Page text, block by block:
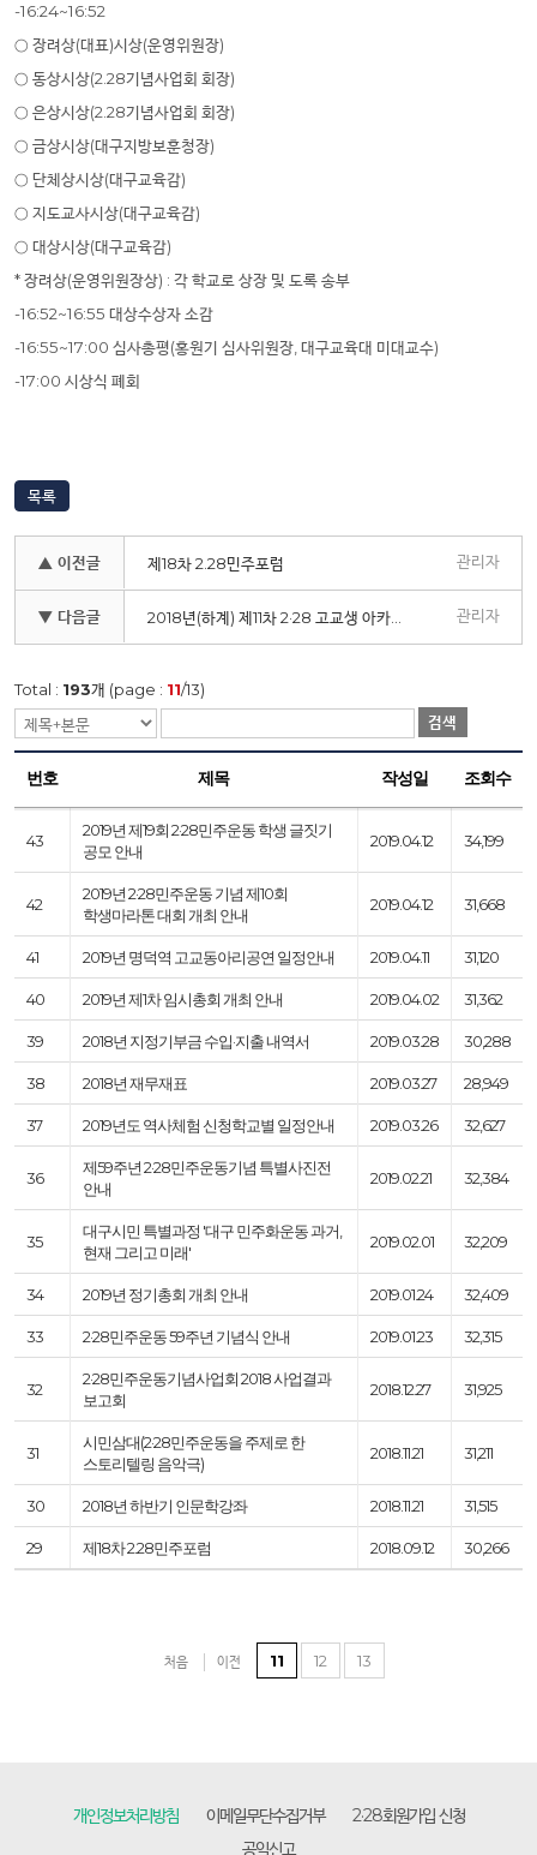
-16:24~16:52
○ 장려상(대표)시상(운영위원장)
○ 동상시상(2.28기념사업회 회장)
○ 은상시상(2.28기념사업회 회장)
○ 금상시상(대구지방보훈청장)
○ 단체상시상(대구교육감)
○ 지도교사시상(대구교육감)
○ 대상시상(대구교육감)
*장려상(운영위원장상) : 각 학교로 상장 및 도록 송부
-16:52~16:55 대상수상자 소감
-16:55~17:00 심사총평(홍원기 심사위원장 대구교육대 미대교수)
-17:00 시상식 폐회
목록
▲ 이전글 제18차 2.28민주포럼 관리자
▼ 다음글 관리자
Total : 193개 (page : 11/13)
검색
번호 제목 작성일 조회수
43
2019년 제19회 2·28민주운동 학생 글짓기
공모 안내
2019.04.12 34,199
42
2019년 2·28민주운동 기념 제10회
학생마라톤 대회 개최 안내
2019.04.12 31,668
41 2019년 명덕역 고교동아리공연 일정안내 2019.04.11 31,120
40 2019년 제1차 임시총회 개최 안내 2019.04.02 31,362
39 2018년 지정기부금 수입·지출 내역서 2019.03.28 30,288
38 2018년 재무재표 2019.03.27 28,949
37 2019년도 역사체험 신청학교별 일정안내 2019.03.26 32,627
36
제59주년 2·28민주운동기념 특별사진전
안내
2019.02.21 32,384
35
대구시민 특별과정 '대구 민주화운동 과거,
현재 그리고 미래'
2019.02.01 32,209
34 2019년 정기총회 개최 안내 2019.01.24 32,409
33 2·28민주운동 59주년 기념식 안내 2019.01.23 32,315
32
2·28 민주운동기념사업회 2018 사업결과
보고회
2018.12.27 31,925
31
시민삼대(2·28민주운동을 주제로 한
스토리텔링 음악극)
2018.11.21 31,211
30 2018년 하반기 인문학강좌 2018.11.21 31,515
29 제18차 2.28민주포럼 2018.09.12 30,266
처음 이전 11 12 13
개인정보처리방침 이메일무단수집거부
2·28회원가입 신청
공익신고